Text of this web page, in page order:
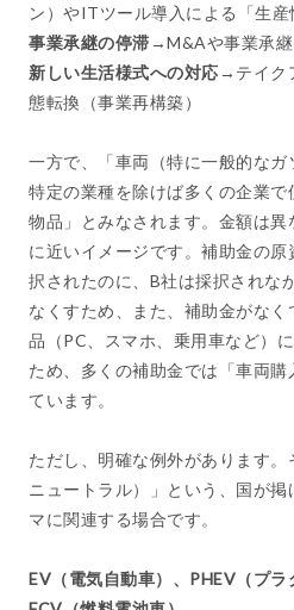
ン）やITツール導入による「生産
事業承継の停滞→M&Aや事業承
新しい生活様式への対応→テイク
態転換（事業再構築）
一方で、「車両（特に一般的なガ
特定の業種を除けば多くの企業
物品」とみなされます。金額は
に近いイメージです。補助金の
択されたのに、B社は採択されな
なくすため、また、補助金がな
品（PC、スマホ、乗用車など）
ため、多くの補助金では「車両
ています。
ただし、明確な例外があります
ニュートラル）」という、国が
マに関連する場合です。
EV（電気自動車）、PHEV（プラ